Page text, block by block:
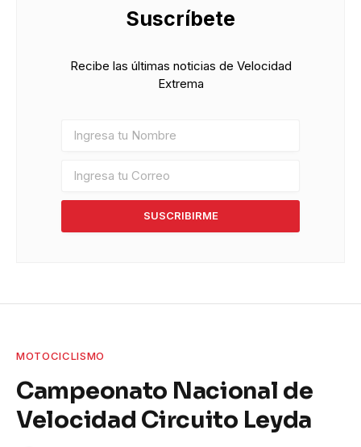
Suscríbete
Recibe las últimas noticias de Velocidad
Extrema
SUSCRIBIRME
MOTOCICLISMO
Campeonato Nacional de
Velocidad Circuito Leyda